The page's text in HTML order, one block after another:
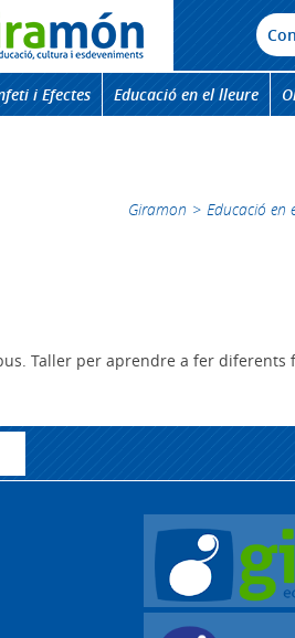
i Efectes Educació en el lleure
Giramon > Educació en
Taller per aprendre a fer